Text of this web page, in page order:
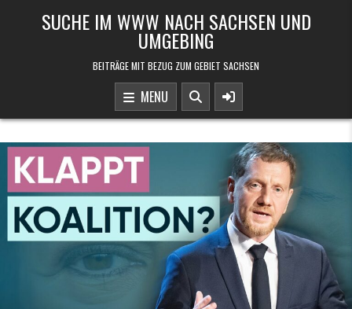
SUCHE IM WWW NACH SACHSEN UND
UMGEBING
BEITRÄGE MIT BEZUG ZUM GEBIET SACHSEN
MENU